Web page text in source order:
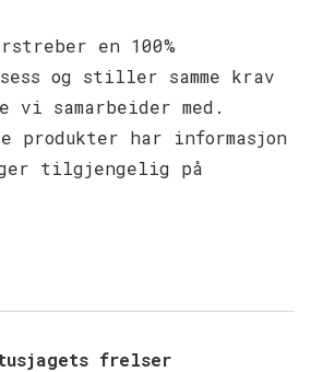
en 100%
og stiller samme krav
vi samarbeider med.
produkter har informasjon
tilgjengelig på
frelser